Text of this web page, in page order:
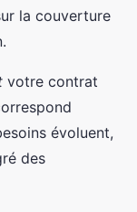
la couverture
votre contrat
évoluent,
des